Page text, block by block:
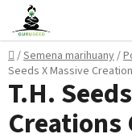
Přejít
obsah
Domů
/Semena marihuany/
Seeds X Massive
T.H.